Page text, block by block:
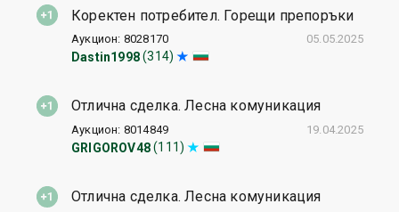
Коректен потребител. Горещи препоръки
Dastin1998 (314)
Аукцион: 8028170 05.05.2025
Отлична сделка. Лесна комуникация
GRIGOROV48 (111)
Аукцион: 8014849 19.04.2025
Отлична сделка. Лесна комуникация